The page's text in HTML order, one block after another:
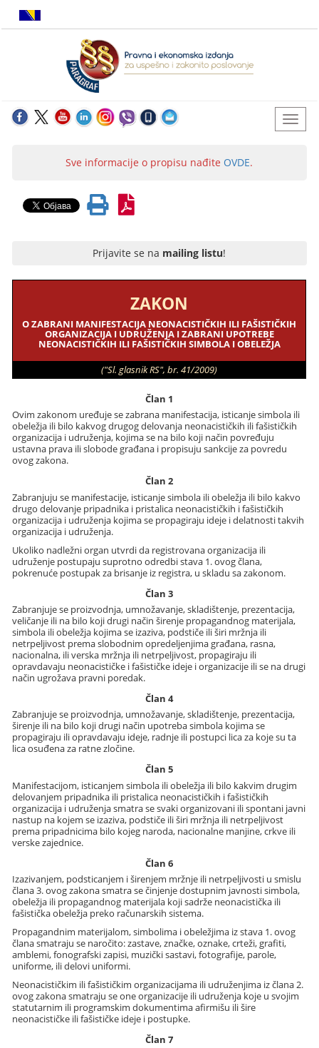
Sve informacije o propisu nađite OVDE.
Prijavite se na mailing listu!
ZAKON
O ZABRANI MANIFESTACIJA NEONACISTIČKIH ILI FAŠISTIČKIH
ORGANIZACIJA I UDRUŽENJA I ZABRANI UPOTREBE
NEONACISTIČKIH ILI FAŠISTIČKIH SIMBOLA I OBELEŽJA
("Sl. glasnik RS", br. 41/2009)
Član 1
Ovim zakonom uređuje se zabrana manifestacija, isticanje simbola ili
obeležja ili bilo kakvog drugog delovanja neonacističkih ili fašističkih
organizacija i udruženja, kojima se na bilo koji način povređuju
ustavna prava ili slobode građana i propisuju sankcije za povredu
ovog zakona.
Član 2
Zabranjuju se manifestacije, isticanje simbola ili obeležja ili bilo kakvo
drugo delovanje pripadnika i pristalica neonacističkih i fašističkih
organizacija i udruženja kojima se propagiraju ideje i delatnosti takvih
organizacija i udruženja.
Ukoliko nadležni organ utvrdi da registrovana organizacija ili
udruženje postupaju suprotno odredbi stava 1. ovog člana,
pokrenuće postupak za brisanje iz registra, u skladu sa zakonom.
Član 3
Zabranjuje se proizvodnja, umnožavanje, skladištenje, prezentacija,
veličanje ili na bilo koji drugi način širenje propagandnog materijala,
simbola ili obeležja kojima se izaziva, podstiče ili širi mržnja ili
netrpeljivost prema slobodnim opredeljenjima građana, rasna,
nacionalna, ili verska mržnja ili netrpeljivost, propagiraju ili
opravdavaju neonacističke i fašističke ideje i organizacije ili se na drugi
način ugrožava pravni poredak.
Član 4
Zabranjuje se proizvodnja, umnožavanje, skladištenje, prezentacija,
širenje ili na bilo koji drugi način upotreba simbola kojima se
propagiraju ili opravdavaju ideje, radnje ili postupci lica za koje su ta
lica osuđena za ratne zločine.
Član 5
Manifestacijom, isticanjem simbola ili obeležja ili bilo kakvim drugim
delovanjem pripadnika ili pristalica neonacističkih i fašističkih
organizacija i udruženja smatra se svaki organizovani ili spontani javni
nastup na kojem se izaziva, podstiče ili širi mržnja ili netrpeljivost
prema pripadnicima bilo kojeg naroda, nacionalne manjine, crkve ili
verske zajednice.
Član 6
Izazivanjem, podsticanjem i širenjem mržnje ili netrpeljivosti u smislu
člana 3. ovog zakona smatra se činjenje dostupnim javnosti simbola,
obeležja ili propagandnog materijala koji sadrže neonacistička ili
fašistička obeležja preko računarskih sistema.
Propagandnim materijalom, simbolima i obeležjima iz stava 1. ovog
člana smatraju se naročito: zastave, značke, oznake, crteži, grafiti,
amblemi, fonografski zapisi, muzički sastavi, fotografije, parole,
uniforme, ili delovi uniformi.
Neonacističkim ili fašističkim organizacijama ili udruženjima iz člana 2.
ovog zakona smatraju se one organizacije ili udruženja koje u svojim
statutarnim ili programskim dokumentima afirmišu ili šire
neonacističke ili fašističke ideje i postupke.
Član 7